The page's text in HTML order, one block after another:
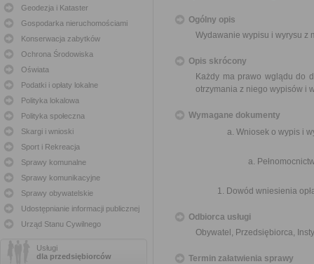
Geodezja i Kataster
Gospodarka nieruchomościami
Konserwacja zabytków
Ochrona Środowiska
Oświata
Podatki i opłaty lokalne
Polityka lokalowa
Polityka społeczna
Skargi i wnioski
Sport i Rekreacja
Sprawy komunalne
Sprawy komunikacyjne
Sprawy obywatelskie
Udostępnianie informacji publicznej
Urząd Stanu Cywilnego
Usługi
dla przedsiębiorców
Ogólny opis
Wydawanie wypisu i wyrysu z
Opis skrócony
Każdy ma prawo wglądu do
otrzymania z niego wypisów i
Wymagane dokumenty
Wniosek o wypis i
Dowód wniesienia
Odbiorca usługi
Obywatel, Przedsiębiorca,
Termin załatwienia sprawy